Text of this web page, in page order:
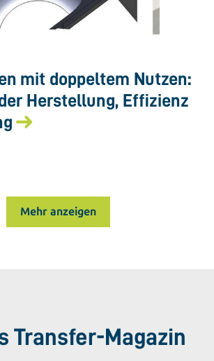
mit doppeltem Nutzen:
Herstellung, Effizienz
Mehr anzeigen
Transfer-Magazin